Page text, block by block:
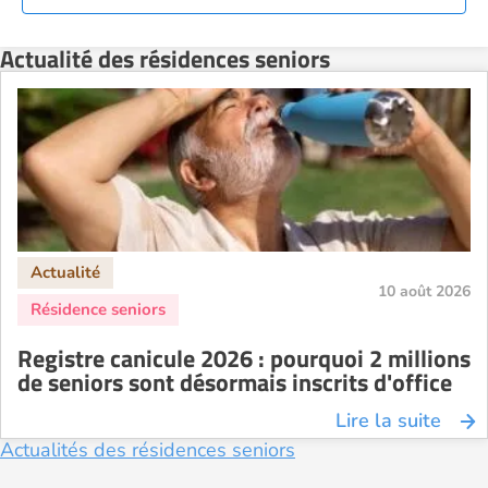
Actualité des résidences seniors
10 août 2026
Registre canicule 2026 : pourquoi 2 millions
de seniors sont désormais inscrits d'office
Lire la suite
Actualités des résidences seniors